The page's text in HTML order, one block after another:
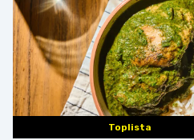
Toplista